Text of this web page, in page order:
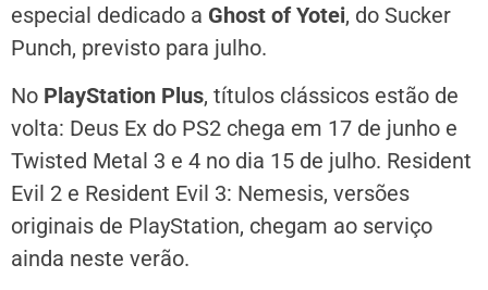
especial dedicado a Ghost of Yotei, do Sucker
Punch, previsto para julho.
No PlayStation Plus, títulos clássicos estão de
volta: Deus Ex do PS2 chega em 17 de junho e
Twisted Metal 3 e 4 no dia 15 de julho. Resident
Evil 2 e Resident Evil 3: Nemesis, versões
originais de PlayStation, chegam ao serviço
ainda neste verão.